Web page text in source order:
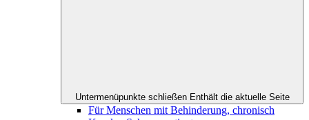
Untermenüpunkte schließen Enthält die aktuelle Seite
Für Menschen mit Behinderung, chronisch